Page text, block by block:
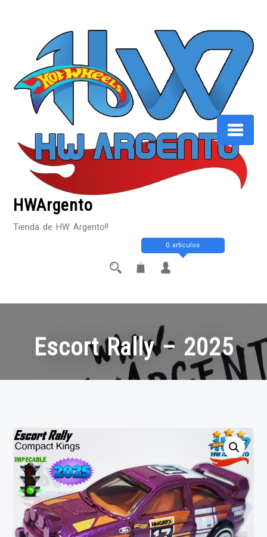
HWArgento
Tienda de HW Argento!!
0 artículos
Escort Rally – 2025